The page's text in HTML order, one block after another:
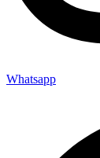
Whatsapp